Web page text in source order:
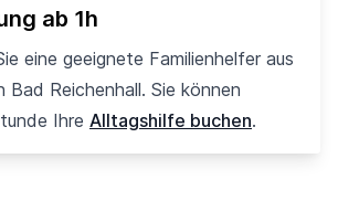
ab 1h
eine geeignete Familienhelfer aus
Bad Reichenhall. Sie können
Ihre Alltagshilfe buchen.